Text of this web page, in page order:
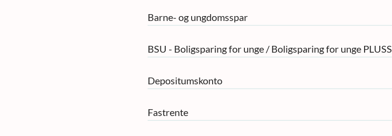
Barne- og ungdomsspar
BSU - Boligsparing for unge / Boligsparing for unge PLUSS
Depositumskonto
Fastrente